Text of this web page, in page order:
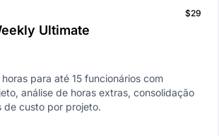
Ultimate
$29
para até 15 funcionários com
análise de horas extras, consolidação
de custo por projeto.